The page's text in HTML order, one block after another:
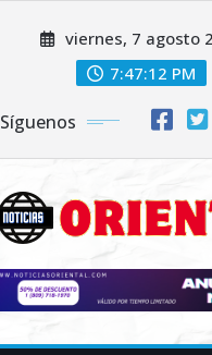
viernes, 7 agosto
7:47:14 PM
Síguenos